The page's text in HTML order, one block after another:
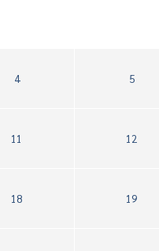
4 5
11 12
18 19